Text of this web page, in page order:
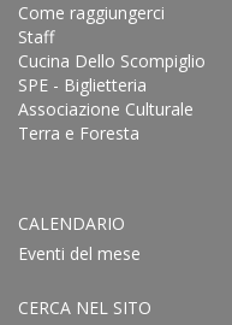
Come raggiungerci
Staff
Cucina Dello Scompiglio
SPE - Biglietteria
Associazione Culturale
Terra e Foresta
CALENDARIO
Eventi del mese
CERCA NEL SITO